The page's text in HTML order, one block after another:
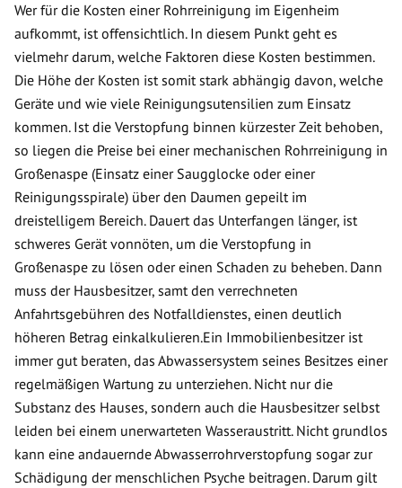
Wer für die Kosten einer Rohrreinigung im Eigenheim
aufkommt, ist offensichtlich. In diesem Punkt geht es
vielmehr darum, welche Faktoren diese Kosten bestimmen.
Die Höhe der Kosten ist somit stark abhängig davon, welche
Geräte und wie viele Reinigungsutensilien zum Einsatz
kommen. Ist die Verstopfung binnen kürzester Zeit behoben,
so liegen die Preise bei einer mechanischen Rohrreinigung in
Großenaspe (Einsatz einer Saugglocke oder einer
Reinigungsspirale) über den Daumen gepeilt im
dreistelligem Bereich. Dauert das Unterfangen länger, ist
schweres Gerät vonnöten, um die Verstopfung in
Großenaspe zu lösen oder einen Schaden zu beheben. Dann
muss der Hausbesitzer, samt den verrechneten
Anfahrtsgebühren des Notfalldienstes, einen deutlich
höheren Betrag einkalkulieren.Ein Immobilienbesitzer ist
immer gut beraten, das Abwassersystem seines Besitzes einer
regelmäßigen Wartung zu unterziehen. Nicht nur die
Substanz des Hauses, sondern auch die Hausbesitzer selbst
leiden bei einem unerwarteten Wasseraustritt. Nicht grundlos
kann eine andauernde Abwasserrohrverstopfung sogar zur
Schädigung der menschlichen Psyche beitragen. Darum gilt